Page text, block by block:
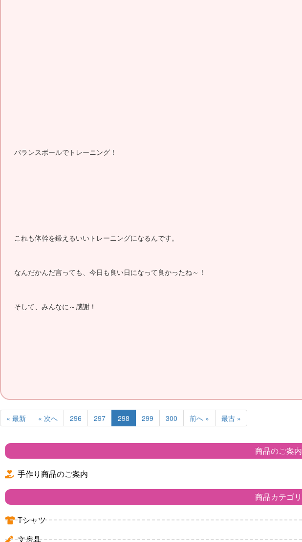
バランスボールでトレーニング！
これも体幹を鍛えるいいトレーニングになるんです。
なんだかんだ言っても、今日も良い日になって良かったね～！
そして、みんなに～感謝！
« 最新 « 次へ 296 297 298 299 300 前へ » 最古 »
商品のご案内
手作り商品のご案内
商品カテゴリ
Tシャツ
文房具